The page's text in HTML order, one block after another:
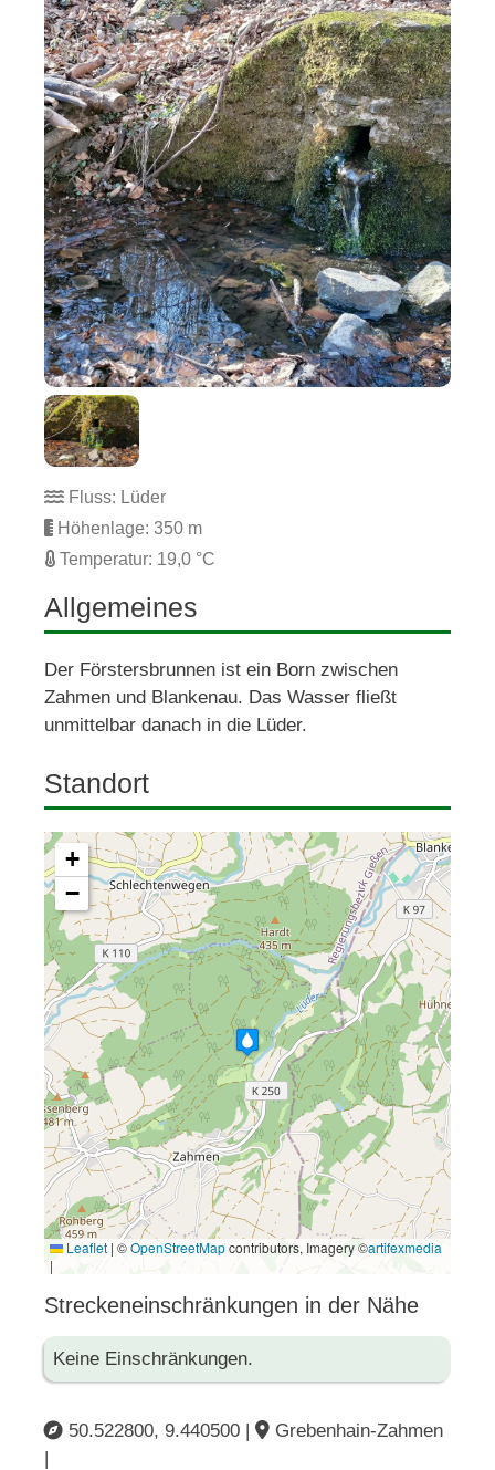
Fluss: Lüder
Höhenlage: 350 m
Temperatur: 19,0 °C
Allgemeines
Der Förstersbrunnen ist ein Born zwischen
Zahmen und Blankenau. Das Wasser fließt
unmittelbar danach in die Lüder.
Standort
+
−
Leaflet | ©OpenStreetMapcontributors, Imagery ©artifexmedia
|
Streckeneinschränkungen in der Nähe
Keine Einschränkungen.
50.522800, 9.440500 |
Grebenhain-Zahmen
|